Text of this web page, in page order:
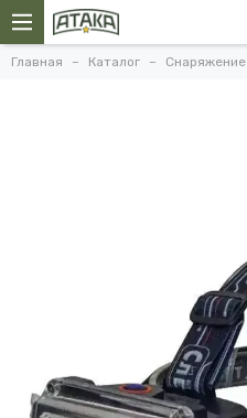
Главная Каталог Снаряжение